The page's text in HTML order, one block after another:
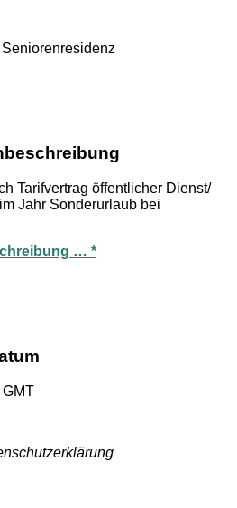
Tarifvertrag öffentlicher Dienst/
Jahr Sonderurlaub bei
… *